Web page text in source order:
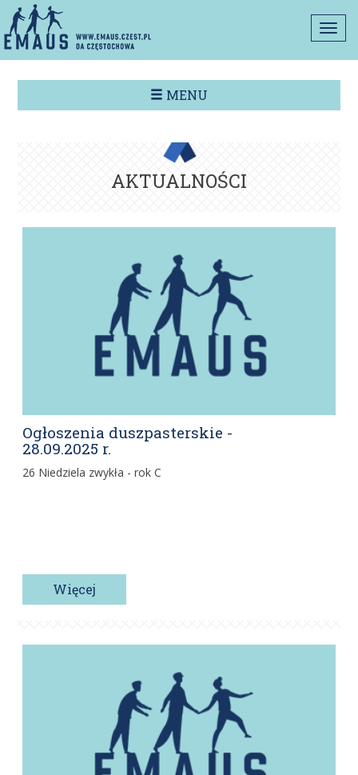
MENU
AKTUALNOŚCI
Ogłoszenia duszpasterskie -
28.09.2025 r.
26 Niedziela zwykła - rok C
Więcej